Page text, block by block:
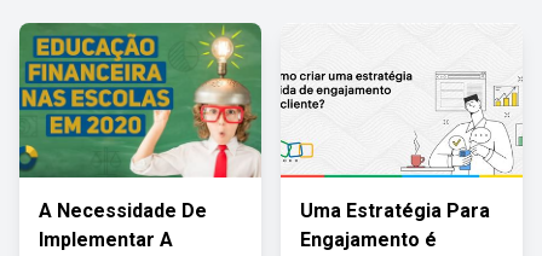
A Necessidade De
Implementar A
Uma Estratégia Para
Engajamento é